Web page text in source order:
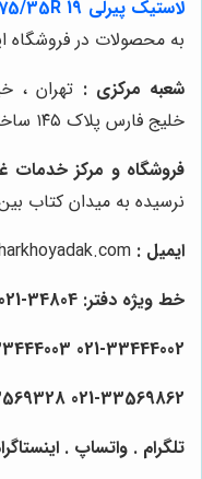
لاستیک پیرلی 275/35R 19 گل P ZERO PZ4
به محصولات در فروشگاه
شعبه مرکزی : تهران ،
خلیج فارس پلاک ۱۴۵ ساختمان چرخ و یدک.
فروشگاه و مرکز خدمات
نرسیده به میدان کتاب
ایمیل :
خط ویژه دفتر: 34804-021
021-33444002 021-33444003
021-33569862
تلگرام . واتساپ . اینستاگرام :